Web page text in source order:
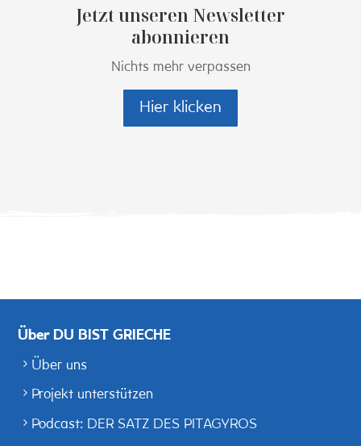
Jetzt unseren Newsletter
abonnieren
Nichts mehr verpassen
Hier klicken
Über DU BIST GRIECHE
Über uns
Projekt unterstützen
Podcast: DER SATZ DES PITAGYROS